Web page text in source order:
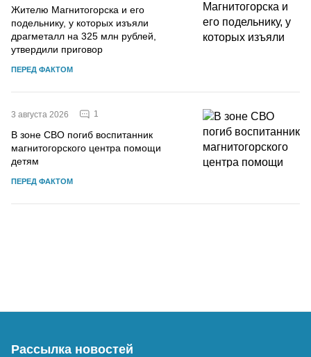
Жителю Магнитогорска и его
подельнику, у которых изъяли
драгметалл на 325 млн рублей,
утвердили приговор
ПЕРЕД ФАКТОМ
3 августа 2026 1
В зоне СВО погиб воспитанник
магнитогорского центра помощи
детям
ПЕРЕД ФАКТОМ
Рассылка новостей